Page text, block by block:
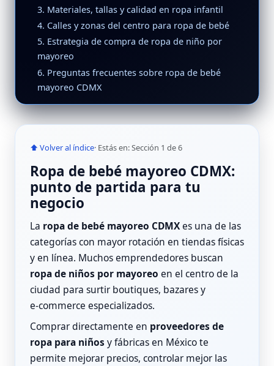
3. Materiales, tallas y calidad en ropa infantil
4. Calles y zonas del centro para ropa de bebé
5. Estrategia de compra de ropa de niño por
mayoreo
6. Preguntas frecuentes sobre ropa de bebé
mayoreo CDMX
⬆ Volver al índice· Estás en: Sección 1 de 6
Ropa de bebé mayoreo CDMX:
punto de partida para tu
negocio
La ropa de bebé mayoreo CDMXes una de las
categorías con mayor rotación en tiendas físicas
y en línea. Muchos emprendedores buscan
ropa de niños por mayoreo en el centro de la
ciudad para surtir boutiques, bazares y
e‑commerce especializados.
Comprar directamente en proveedores de
ropa para niños y fábricas en México te
permite mejorar precios, controlar mejor las